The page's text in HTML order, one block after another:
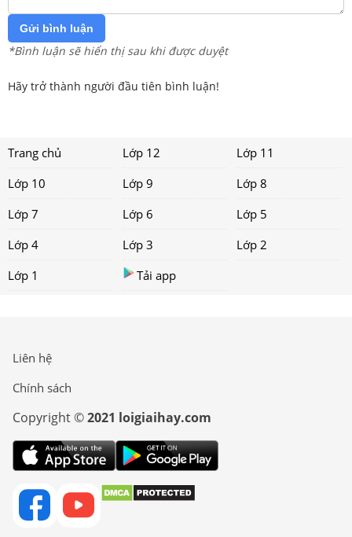
Gửi bình luận
*Bình luận sẽ hiển thị sau khi được duyệt
Hãy trở thành người đầu tiên bình luận!
Trang chủ Lớp 12
Lớp 11
Lớp 10
Lớp 9
Lớp 8
Lớp 7
Lớp 6
Lớp 5
Lớp 4
Lớp 3
Lớp 2
Lớp 1
Tải app
Liên hệ
Chính sách
Copyright ©2021 loigiaihay.com